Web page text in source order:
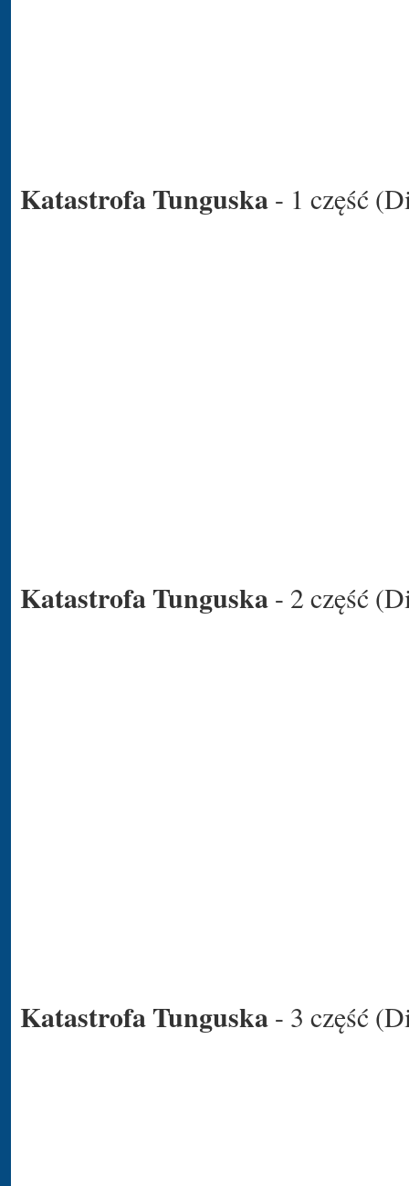
Katastrofa Tunguska - 1 część
Katastrofa Tunguska - 2 część
Katastrofa Tunguska - 3 część